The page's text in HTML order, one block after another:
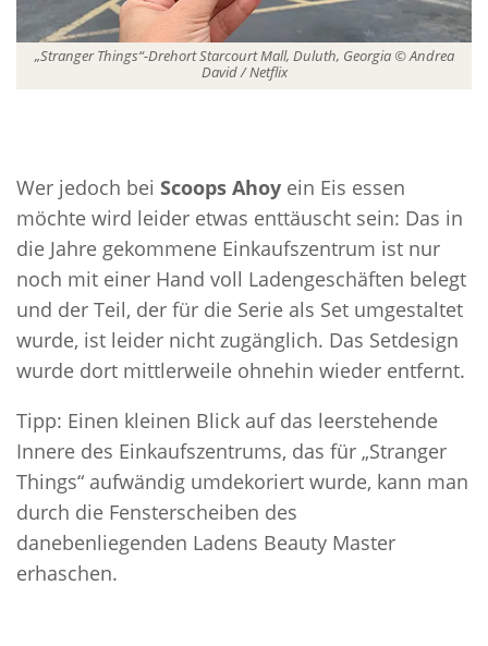
„Stranger Things“-Drehort Starcourt Mall, Duluth, Georgia © Andrea
David / Netflix
Wer jedoch bei Scoops Ahoy ein Eis essen
möchte wird leider etwas enttäuscht sein: Das in
die Jahre gekommene Einkaufszentrum ist nur
noch mit einer Hand voll Ladengeschäften belegt
und der Teil, der für die Serie als Set umgestaltet
wurde, ist leider nicht zugänglich. Das Setdesign
wurde dort mittlerweile ohnehin wieder entfernt.
Tipp: Einen kleinen Blick auf das leerstehende
Innere des Einkaufszentrums, das für „Stranger
Things“ aufwändig umdekoriert wurde, kann man
durch die Fensterscheiben des
danebenliegenden Ladens Beauty Master
erhaschen.